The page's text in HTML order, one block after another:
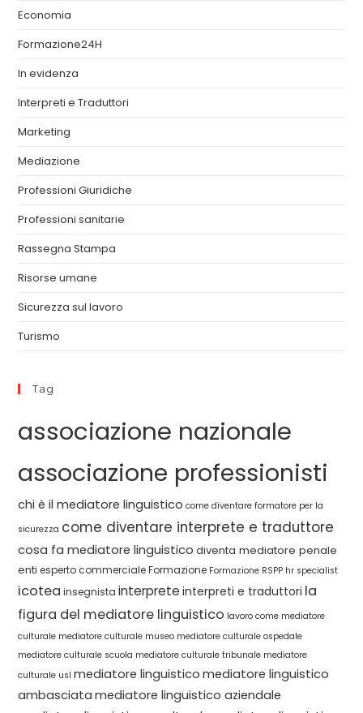
Economia
Formazione24H
In evidenza
Interpreti e Traduttori
Marketing
Mediazione
Professioni Giuridiche
Professioni sanitarie
Rassegna Stampa
Risorse umane
Sicurezza sul lavoro
Turismo
Tag
associazione nazionale
associazione professionisti
chi è il mediatore linguistico come diventare formatore per la
sicurezza come diventare interprete e traduttore
cosa fa mediatore linguistico diventa mediatore penale
enti esperto commerciale Formazione Formazione RSPP hr specialist
icotea insegnista interprete interpreti e traduttori la
figura del mediatore linguistico lavoro come mediatore
culturale mediatore culturale museo mediatore culturale ospedale
mediatore culturale scuola mediatore culturale tribunale mediatore
culturale usl mediatore linguistico mediatore linguistico
ambasciata mediatore linguistico aziendale